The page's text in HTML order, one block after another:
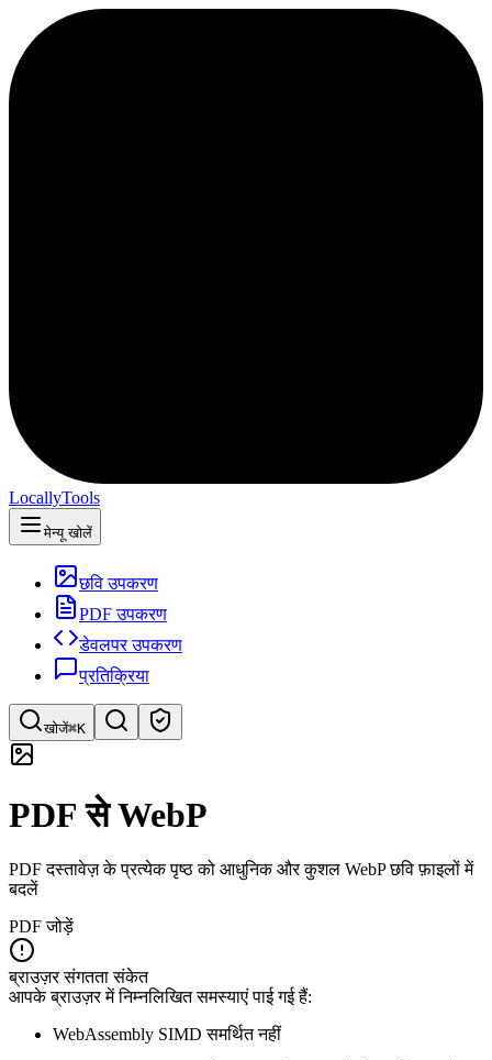
LocallyTools
मेन्यू खोलें
छवि उपकरण
PDF उपकरण
डेवलपर उपकरण
प्रतिक्रिया
खोजें⌘K
टूल की त्वरित खोज
PDF से WebP
PDF दस्तावेज़ के प्रत्येक पृष्ठ को आधुनिक और कुशल WebP छवि फ़ाइलों में
बदलें
PDF जोड़ें
ब्राउज़र संगतता संकेत
आपके ब्राउज़र में निम्नलिखित समस्याएं पाई गई हैं:
WebAssembly SIMD समर्थित नहीं